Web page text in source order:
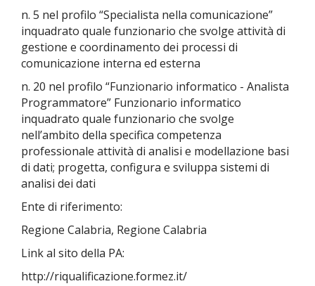
n. 5 nel profilo “Specialista nella comunicazione”
inquadrato quale funzionario che svolge attività di
gestione e coordinamento dei processi di
comunicazione interna ed esterna
n. 20 nel profilo “Funzionario informatico - Analista
Programmatore” Funzionario informatico
inquadrato quale funzionario che svolge
nell’ambito della specifica competenza
professionale attività di analisi e modellazione basi
di dati; progetta, configura e sviluppa sistemi di
analisi dei dati
Ente di riferimento:
Regione Calabria, Regione Calabria
Link al sito della PA:
http://riqualificazione.formez.it/